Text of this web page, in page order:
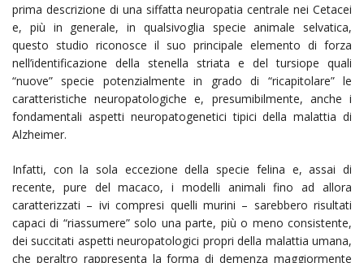
prima descrizione di una siffatta neuropatia centrale nei Cetacei
e, più in generale, in qualsivoglia specie animale selvatica,
questo studio riconosce il suo principale elemento di forza
nell’identificazione della stenella striata e del tursiope quali
“nuove” specie potenzialmente in grado di “ricapitolare” le
caratteristiche neuropatologiche e, presumibilmente, anche i
fondamentali aspetti neuropatogenetici tipici della malattia di
Alzheimer.
Infatti, con la sola eccezione della specie felina e, assai di
recente, pure del macaco, i modelli animali fino ad allora
caratterizzati – ivi compresi quelli murini – sarebbero risultati
capaci di “riassumere” solo una parte, più o meno consistente,
dei succitati aspetti neuropatologici propri della malattia umana,
che peraltro rappresenta la forma di demenza maggiormente